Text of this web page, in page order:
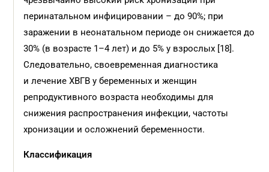
перинатальном инфицировании – до 90%; при
заражении в неонатальном периоде он снижается до
30% (в возрасте 1–4 лет) и до 5% у взрослых [18].
Следовательно, своевременная диагностика
и лечение ХВГВ у беременных и женщин
репродуктивного возраста необходимы для
снижения распространения инфекции, частоты
хронизации и осложнений беременности.
Классификация